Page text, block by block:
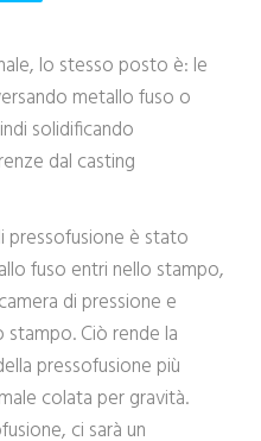
lo stesso posto è: le
metallo fuso o
solidificando
dal casting
pressofusione è stato
fuso entri nello stampo,
di pressione e
stampo. Ciò rende la
pressofusione più
colata per gravità.
ci sarà un